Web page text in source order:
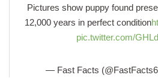
Pictures show puppy found
12,000 years in perfect condition
pic.twitter.com/
— Fast Facts